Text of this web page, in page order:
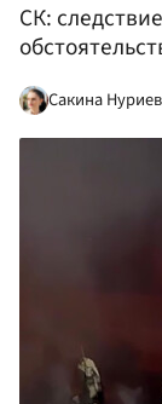
СК:
Сакина